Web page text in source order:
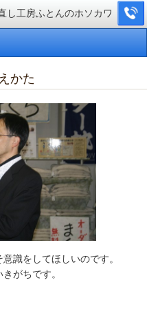
工房ふとんのホソカワ
かた
識をしてほしいのです。
がちです。